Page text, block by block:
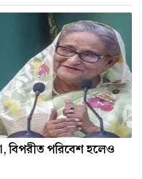
বিপরীত পরিবেশ হলেও